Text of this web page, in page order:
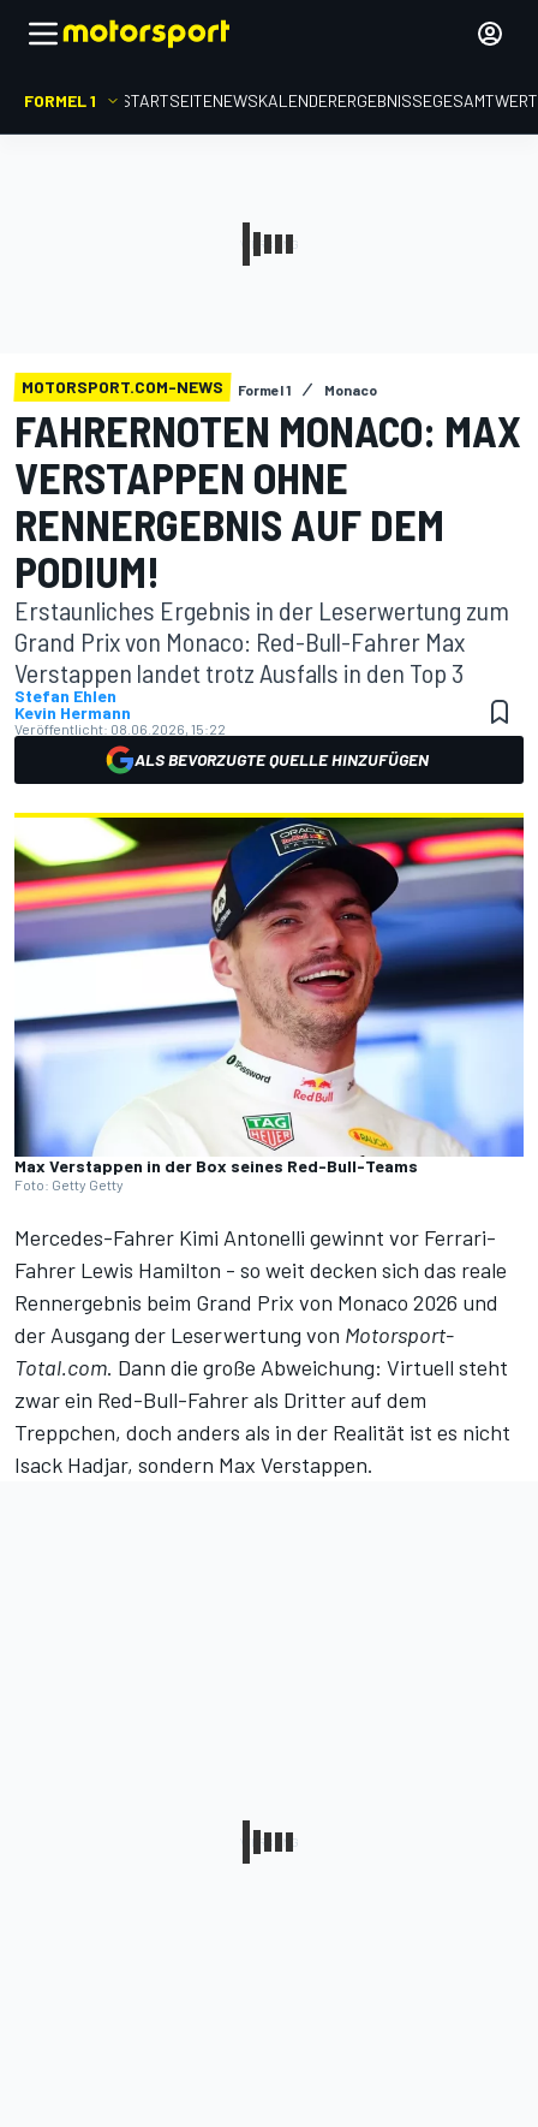
FORMEL 1 STARTSEITENEWSKALENDERERGEBNISSE
MOTORSPORT.COM-NEWS Formel 1 Monaco
FAHRERNOTEN MONACO: MAX
VERSTAPPEN OHNE
RENNERGEBNIS AUF DEM
PODIUM!
Erstaunliches Ergebnis in der Leserwertung zum
Grand Prix von Monaco: Red-Bull-Fahrer Max
Verstappen landet trotz Ausfalls in den Top 3
Stefan Ehlen
Kevin Hermann
Veröffentlicht: 08.06.2026, 15:22
ALS BEVORZUGTE QUELLE HINZUFÜGEN
Max Verstappen in der Box seines Red-Bull-Teams
Foto: Getty Getty
Mercedes-Fahrer Kimi Antonelli gewinnt vor Ferrari-
Fahrer Lewis Hamilton - so weit decken sich das reale
Rennergebnis beim Grand Prix von Monaco 2026 und
der Ausgang der Leserwertung von Motorsport-
Total.com. Dann die große Abweichung: Virtuell steht
zwar ein Red-Bull-Fahrer als Dritter auf dem
Treppchen, doch anders als in der Realität ist es nicht
Isack Hadjar, sondern Max Verstappen.